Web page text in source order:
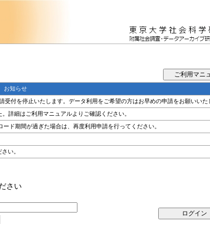
お知らせ
付を停止いたします。データ利用をご希望の方はお早めの申請をお願いいた
詳細はご利用マニュアルよりご確認ください。
ド期間が過ぎた場合は、再度利用申請を行ってください。
い。
さい